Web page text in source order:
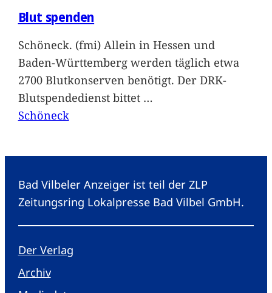
Blut spenden
Schöneck. (fmi) Allein in Hessen und
Baden-Württemberg werden täglich etwa
2700 Blutkonserven benötigt. Der DRK-
Blutspendedienst bittet …
Schöneck
Bad Vilbeler Anzeiger ist teil der ZLP
Zeitungsring Lokalpresse Bad Vilbel GmbH.
Der Verlag
Archiv